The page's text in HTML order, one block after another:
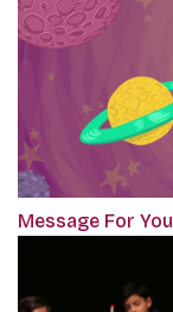
Message For You